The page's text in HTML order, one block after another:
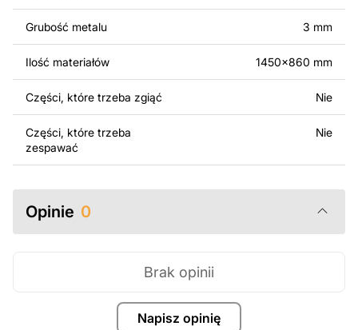
poprzez dodanie tekstu, obrazów lub logo Twojej firmy
potrzeb. Jeśli potrzebujesz indywidualnego projektu
pomocy, skontaktuj się z nami w dowolnym momencie –
zawsze chętnie pomożemy.
Grubość metalu 3 mm
Ilość materiałów 1450x860 mm
Części, które trzeba zgiąć Nie
Części, które trzeba
zespawać
Nie
Opinie 0
Napisz opinię
Brak opinii